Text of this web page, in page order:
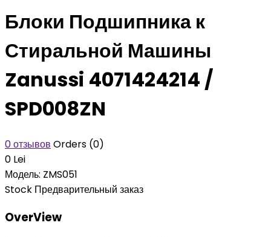
Блоки Подшипника к
Стиральной Машины
Zanussi 4071424214 /
SPD008ZN
0 отзывов Orders (0)
0 Lei
Модель: ZMS051
Stock Предварительный заказ
OverView